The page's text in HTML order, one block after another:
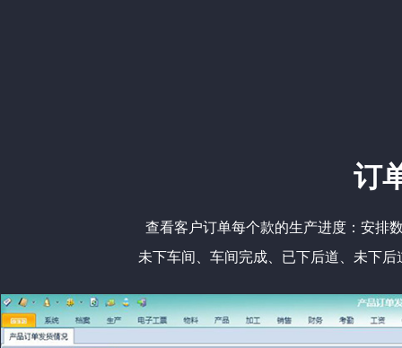
订
查看客户订单每个款的生产进度：安排
未下车间、车间完成、已下后道、未下